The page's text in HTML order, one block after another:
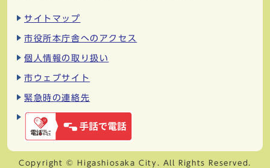
サイトマップ
市役所本庁舎へのアクセス
個人情報の取り扱い
市ウェブサイト
緊急時の連絡先
Copyright © Higashiosaka City. All Rights Reserved.